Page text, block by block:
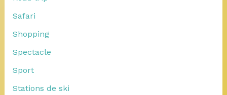
Safari
Shopping
Spectacle
Sport
Stations de ski